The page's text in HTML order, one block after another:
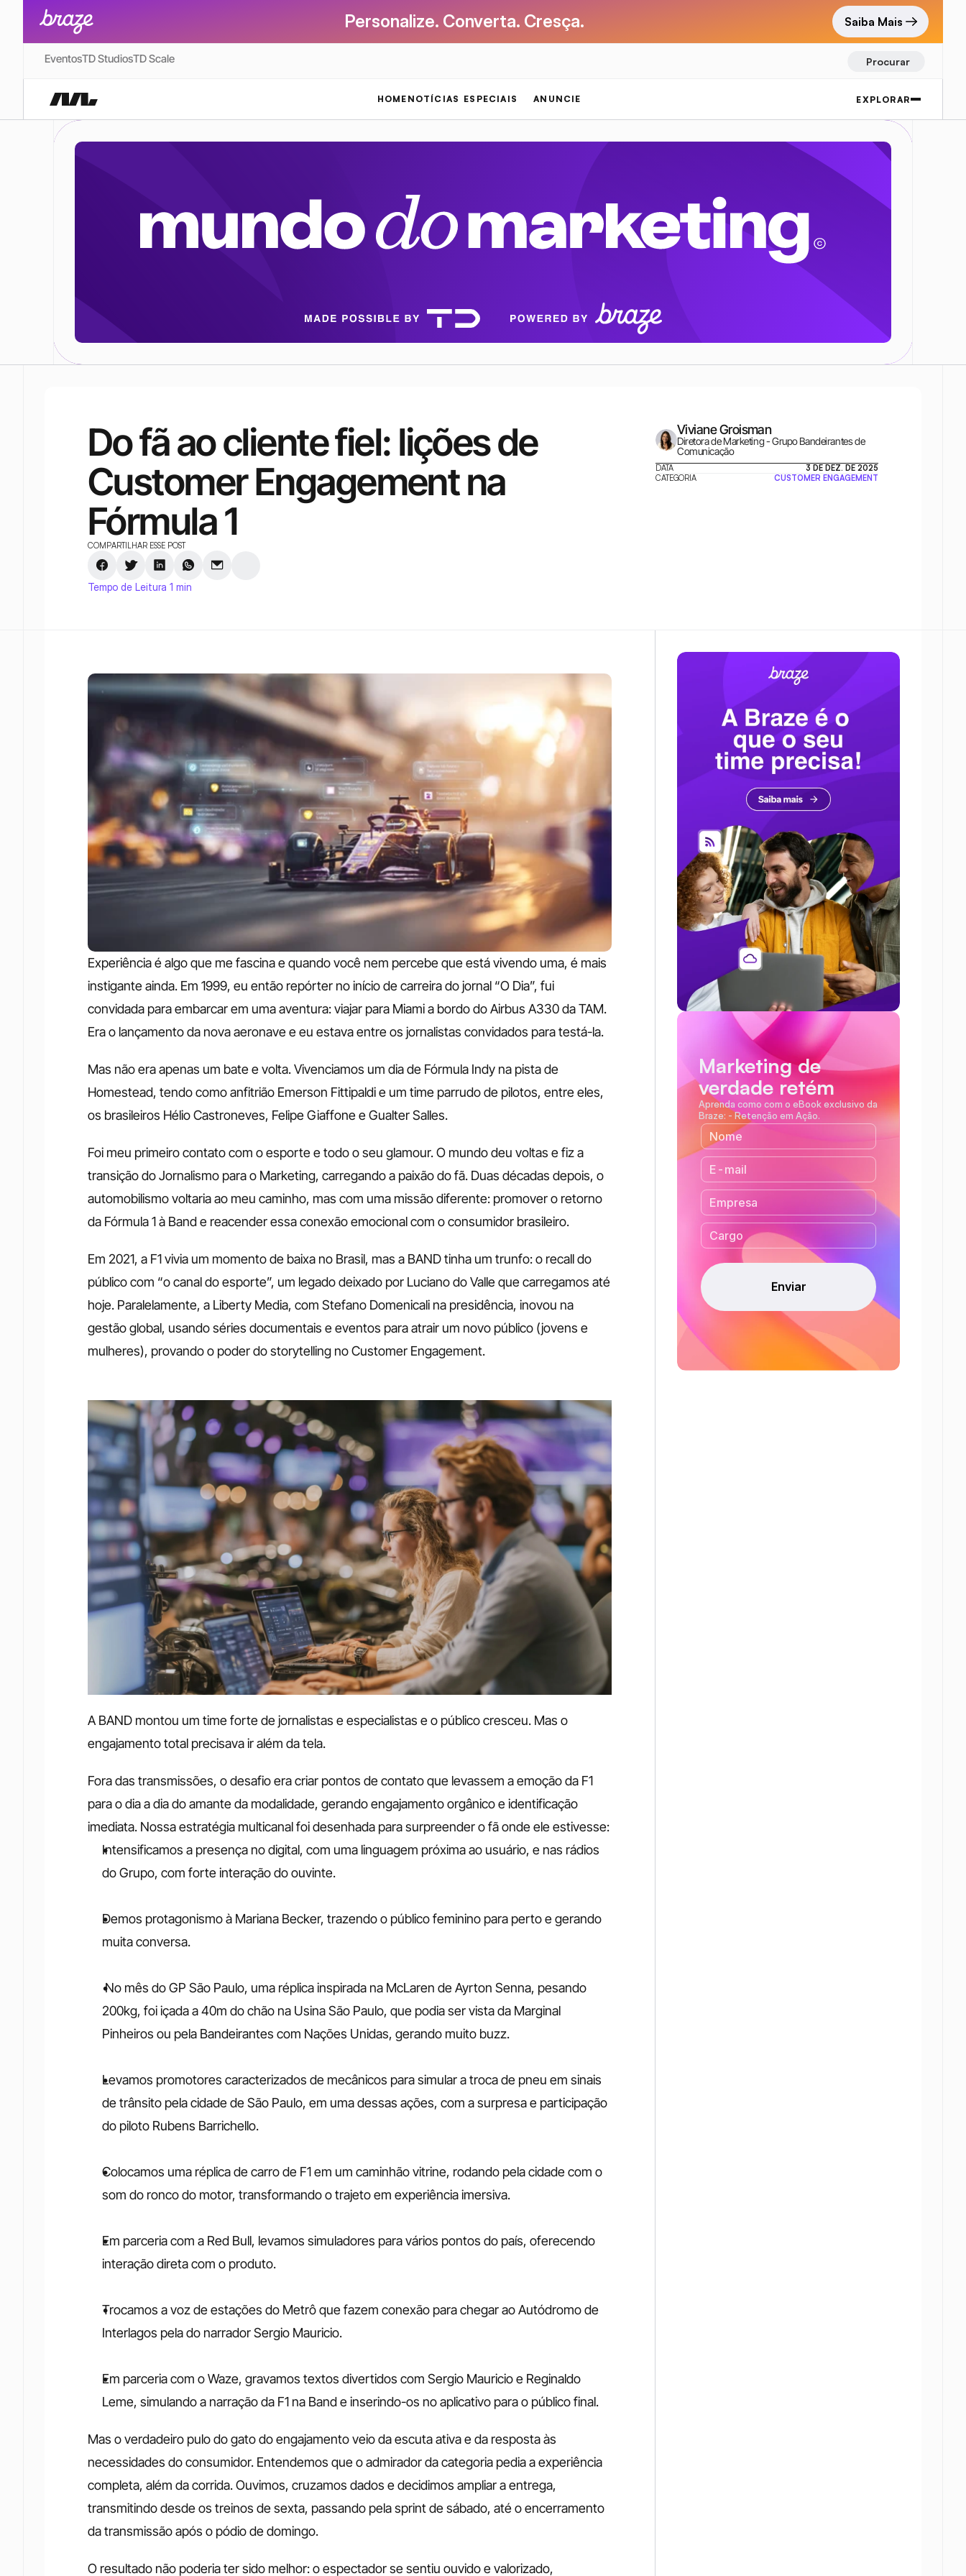
EventosTD StudiosTD Scale Procurar
HOME NOTÍCIAS ESPECIAIS ANUNCIE EXPLORAR
Personalize. Converta. Cresça. Saiba Mais
Do fã ao cliente fiel: lições de
Customer Engagement na
Fórmula 1
COMPARTILHAR ESSE POST
Tempo de Leitura 1 min
Viviane Groisman
Diretora de Marketing - Grupo Bandeirantes de
Comunicação
DATA
3 DE DEZ. DE 2025
CATEGORIA
CUSTOMER ENGAGEMENT
Experiência é algo que me fascina e quando você nem percebe que está vivendo uma, é mais
instigante ainda. Em 1999, eu então repórter no início de carreira do jornal “O Dia”, fui
convidada para embarcar em uma aventura: viajar para Miami a bordo do Airbus A330 da TAM.
Era o lançamento da nova aeronave e eu estava entre os jornalistas convidados para testá-la.
Mas não era apenas um bate e volta. Vivenciamos um dia de Fórmula Indy na pista de
Homestead, tendo como anfitrião Emerson Fittipaldi e um time parrudo de pilotos, entre eles,
os brasileiros Hélio Castroneves, Felipe Giaffone e Gualter Salles.
Foi meu primeiro contato com o esporte e todo o seu glamour. O mundo deu voltas e fiz a
transição do Jornalismo para o Marketing, carregando a paixão do fã. Duas décadas depois, o
automobilismo voltaria ao meu caminho, mas com uma missão diferente: promover o retorno
da Fórmula 1 à Band e reacender essa conexão emocional com o consumidor brasileiro.
Em 2021, a F1 vivia um momento de baixa no Brasil, mas a BAND tinha um trunfo: o recall do
público com “o canal do esporte”, um legado deixado por Luciano do Valle que carregamos até
hoje. Paralelamente, a Liberty Media, com Stefano Domenicali na presidência, inovou na
gestão global, usando séries documentais e eventos para atrair um novo público (jovens e
mulheres), provando o poder do storytelling no Customer Engagement.
A BAND montou um time forte de jornalistas e especialistas e o público cresceu. Mas o
engajamento total precisava ir além da tela.
Fora das transmissões, o desafio era criar pontos de contato que levassem a emoção da F1
para o dia a dia do amante da modalidade, gerando engajamento orgânico e identificação
imediata. Nossa estratégia multicanal foi desenhada para surpreender o fã onde ele estivesse:
Intensificamos a presença no digital, com uma linguagem próxima ao usuário, e nas rádios
do Grupo, com forte interação do ouvinte.
Demos protagonismo à Mariana Becker, trazendo o público feminino para perto e gerando
muita conversa.
No mês do GP São Paulo, uma réplica inspirada na McLaren de Ayrton Senna, pesando
200kg, foi içada a 40m do chão na Usina São Paulo, que podia ser vista da Marginal
Pinheiros ou pela Bandeirantes com Nações Unidas, gerando muito buzz.
Levamos promotores caracterizados de mecânicos para simular a troca de pneu em sinais
de trânsito pela cidade de São Paulo, em uma dessas ações, com a surpresa e participação
do piloto Rubens Barrichello.
Colocamos uma réplica de carro de F1 em um caminhão vitrine, rodando pela cidade com o
som do ronco do motor, transformando o trajeto em experiência imersiva.
Em parceria com a Red Bull, levamos simuladores para vários pontos do país, oferecendo
interação direta com o produto.
Trocamos a voz de estações do Metrô que fazem conexão para chegar ao Autódromo de
Interlagos pela do narrador Sergio Mauricio.
Em parceria com o Waze, gravamos textos divertidos com Sergio Mauricio e Reginaldo
Leme, simulando a narração da F1 na Band e inserindo-os no aplicativo para o público final.
Mas o verdadeiro pulo do gato do engajamento veio da escuta ativa e da resposta às
necessidades do consumidor. Entendemos que o admirador da categoria pedia a experiência
completa, além da corrida. Ouvimos, cruzamos dados e decidimos ampliar a entrega,
transmitindo desde os treinos de sexta, passando pela sprint de sábado, até o encerramento
da transmissão após o pódio de domingo.
O resultado não poderia ter sido melhor: o espectador se sentiu ouvido e valorizado,
Marketing de
verdade retém
Aprenda como com o eBook exclusivo da
Braze: - Retenção em Ação.